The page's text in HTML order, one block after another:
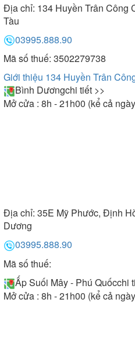
Địa chỉ: 134 Huyền Trân Công
Tàu
03995.888.90
Mã số thuế: 3502279738
Giới thiệu 134 Huyền Trân
Bình Dươngchi tiết >>
Mở cửa : 8h - 21h00 (kể cả
Địa chỉ: 35E Mỹ Phước, Định
Dương
03995.888.90
Mã số thuế:
Ấp Suối Mây - Phú Quốcchi
Mở cửa : 8h - 21h00 (kể cả